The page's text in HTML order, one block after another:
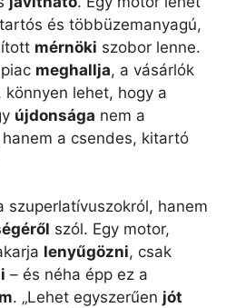
és többüzemanyagú,
mérnöki szobor lenne.
meghallja, a vásárlók
könnyen lehet, hogy a
újdonsága nem a
a csendes, kitartó
hanem
szól. Egy motor,
lenyűgözni, csak
– és néha épp ez a
. „Lehet egyszerűen jót